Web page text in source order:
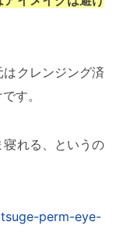
クレンジング済
す。
れる、というの
perm-eye-